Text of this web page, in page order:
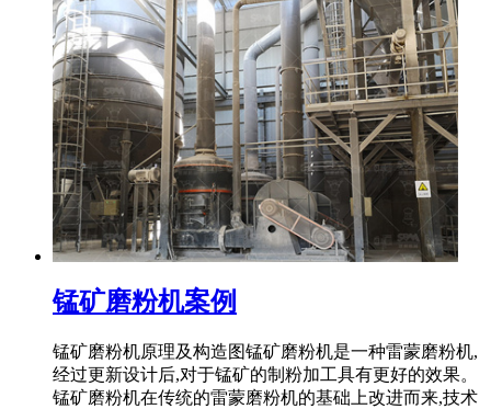
锰矿磨粉机案例
锰矿磨粉机原理及构造图锰矿磨粉机是一种雷蒙磨粉机,
经过更新设计后,对于锰矿的制粉加工具有更好的效果。
锰矿磨粉机在传统的雷蒙磨粉机的基础上改进而来,技术